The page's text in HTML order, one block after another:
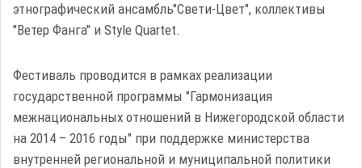
этнографический ансамбль"Свети-Цвет", коллективы
"Ветер Фанга" и Style Quartet.
Фестиваль проводится в рамках реализации
государственной программы "Гармонизация
межнациональных отношений в Нижегородской области
на 2014 – 2016 годы" при поддержке министерства
внутренней региональной и муниципальной политики